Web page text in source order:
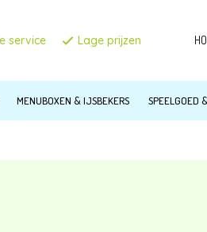
service Lage prijzen
MENUBOXEN & IJSBEKERS SPEELGOED